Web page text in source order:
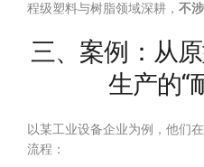
程级塑料与树脂领域深耕， 不
三、案例：从
生产的“
以某工业设备企业为例，他们
流程：